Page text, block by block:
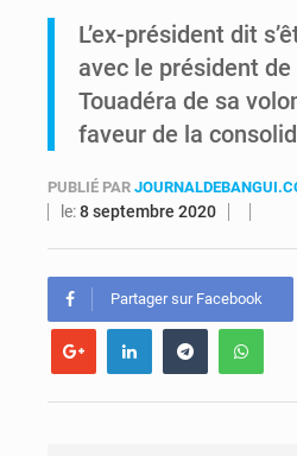
L’ex-président dit
avec le président
Touadéra de sa
faveur de la
PUBLIÉ PAR
le:8 septembre 2020
Partager sur Facebook